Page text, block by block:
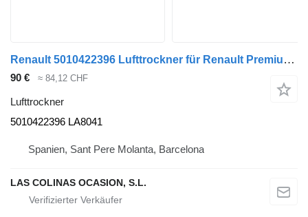
Renault 5010422396 Lufttrockner für Renault Premium LKW
90 € ≈ 84,12 CHF
Lufttrockner
5010422396 LA8041
Spanien, Sant Pere Molanta, Barcelona
LAS COLINAS OCASION, S.L.